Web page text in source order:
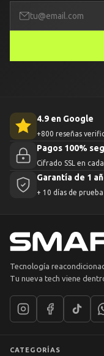
4.9 en Google
+800 reseñas
Pagos 100%
Cifrado SSL en
Garantía de 1
+ 10 días de
Tecnología
Tu nueva tech viene
CATEGORÍAS